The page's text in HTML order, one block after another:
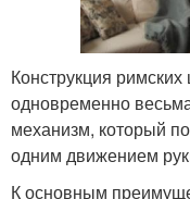
Конструкция
одновременно
механизм, который
одним движением
К основным